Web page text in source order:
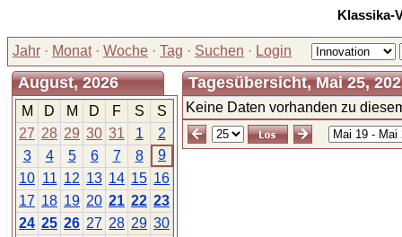
Klassika-
Jahr · Monat· Woche · Tag · Suchen · Login
August, 2026
M D M D F S
S
27 28 29 30 31 1
2
3
4 5 6 7 8
9
10 11 12 13 14 15 16
17 18 19 20 21 22 23
24 25 26 27 28 29 30
Tagesübersicht, Mai 25,
Keine Daten vorhanden zu